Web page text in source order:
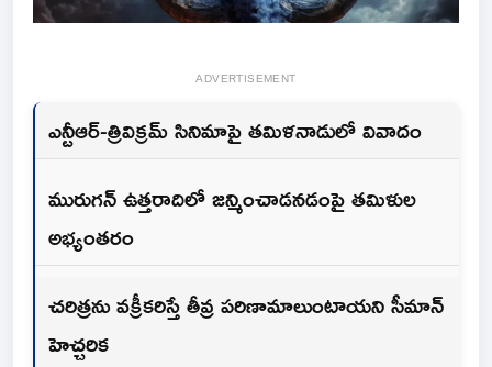
ADVERTISEMENT
ఎన్టీఆర్-త్రివిక్రమ్ సినిమాపై తమిళనాడులో వివాదం
మురుగన్ ఉత్తరాదిలో జన్మించాడనడంపై తమిళుల
అభ్యంతరం
చరిత్రను వక్రీకరిస్తే తీవ్ర పరిణామాలుంటాయని సీమాన్
హెచ్చరిక